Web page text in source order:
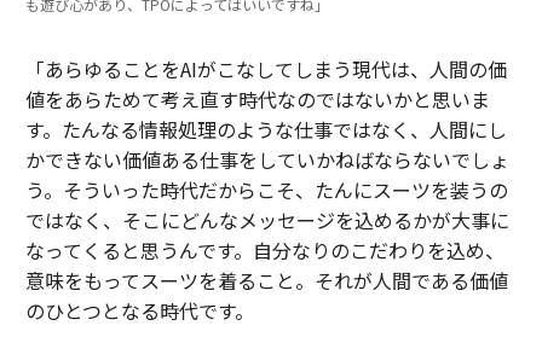
も遊び心があり、TPOによってはいいですね」
「あらゆることをAIがこなしてしまう現代は、人間の価
値をあらためて考え直す時代なのではないかと思いま
す。たんなる情報処理のような仕事ではなく、人間にし
かできない価値ある仕事をしていかねばならないでしょ
う。そういった時代だからこそ、たんにスーツを装うの
ではなく、そこにどんなメッセージを込めるかが大事に
なってくると思うんです。自分なりのこだわりを込め、
意味をもってスーツを着ること。それが人間である価値
のひとつとなる時代です。